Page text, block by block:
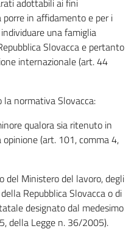
adottabili ai fini
porre in affidamento e per i
una famiglia
Slovacca e pertanto
internazionale (art. 44
normativa Slovacca:
qualora sia ritenuto in
(art. 101, comma 4,
del Ministero del lavoro, degli
Repubblica Slovacca o di
designato dal medesimo
della Legge n. 36/2005).